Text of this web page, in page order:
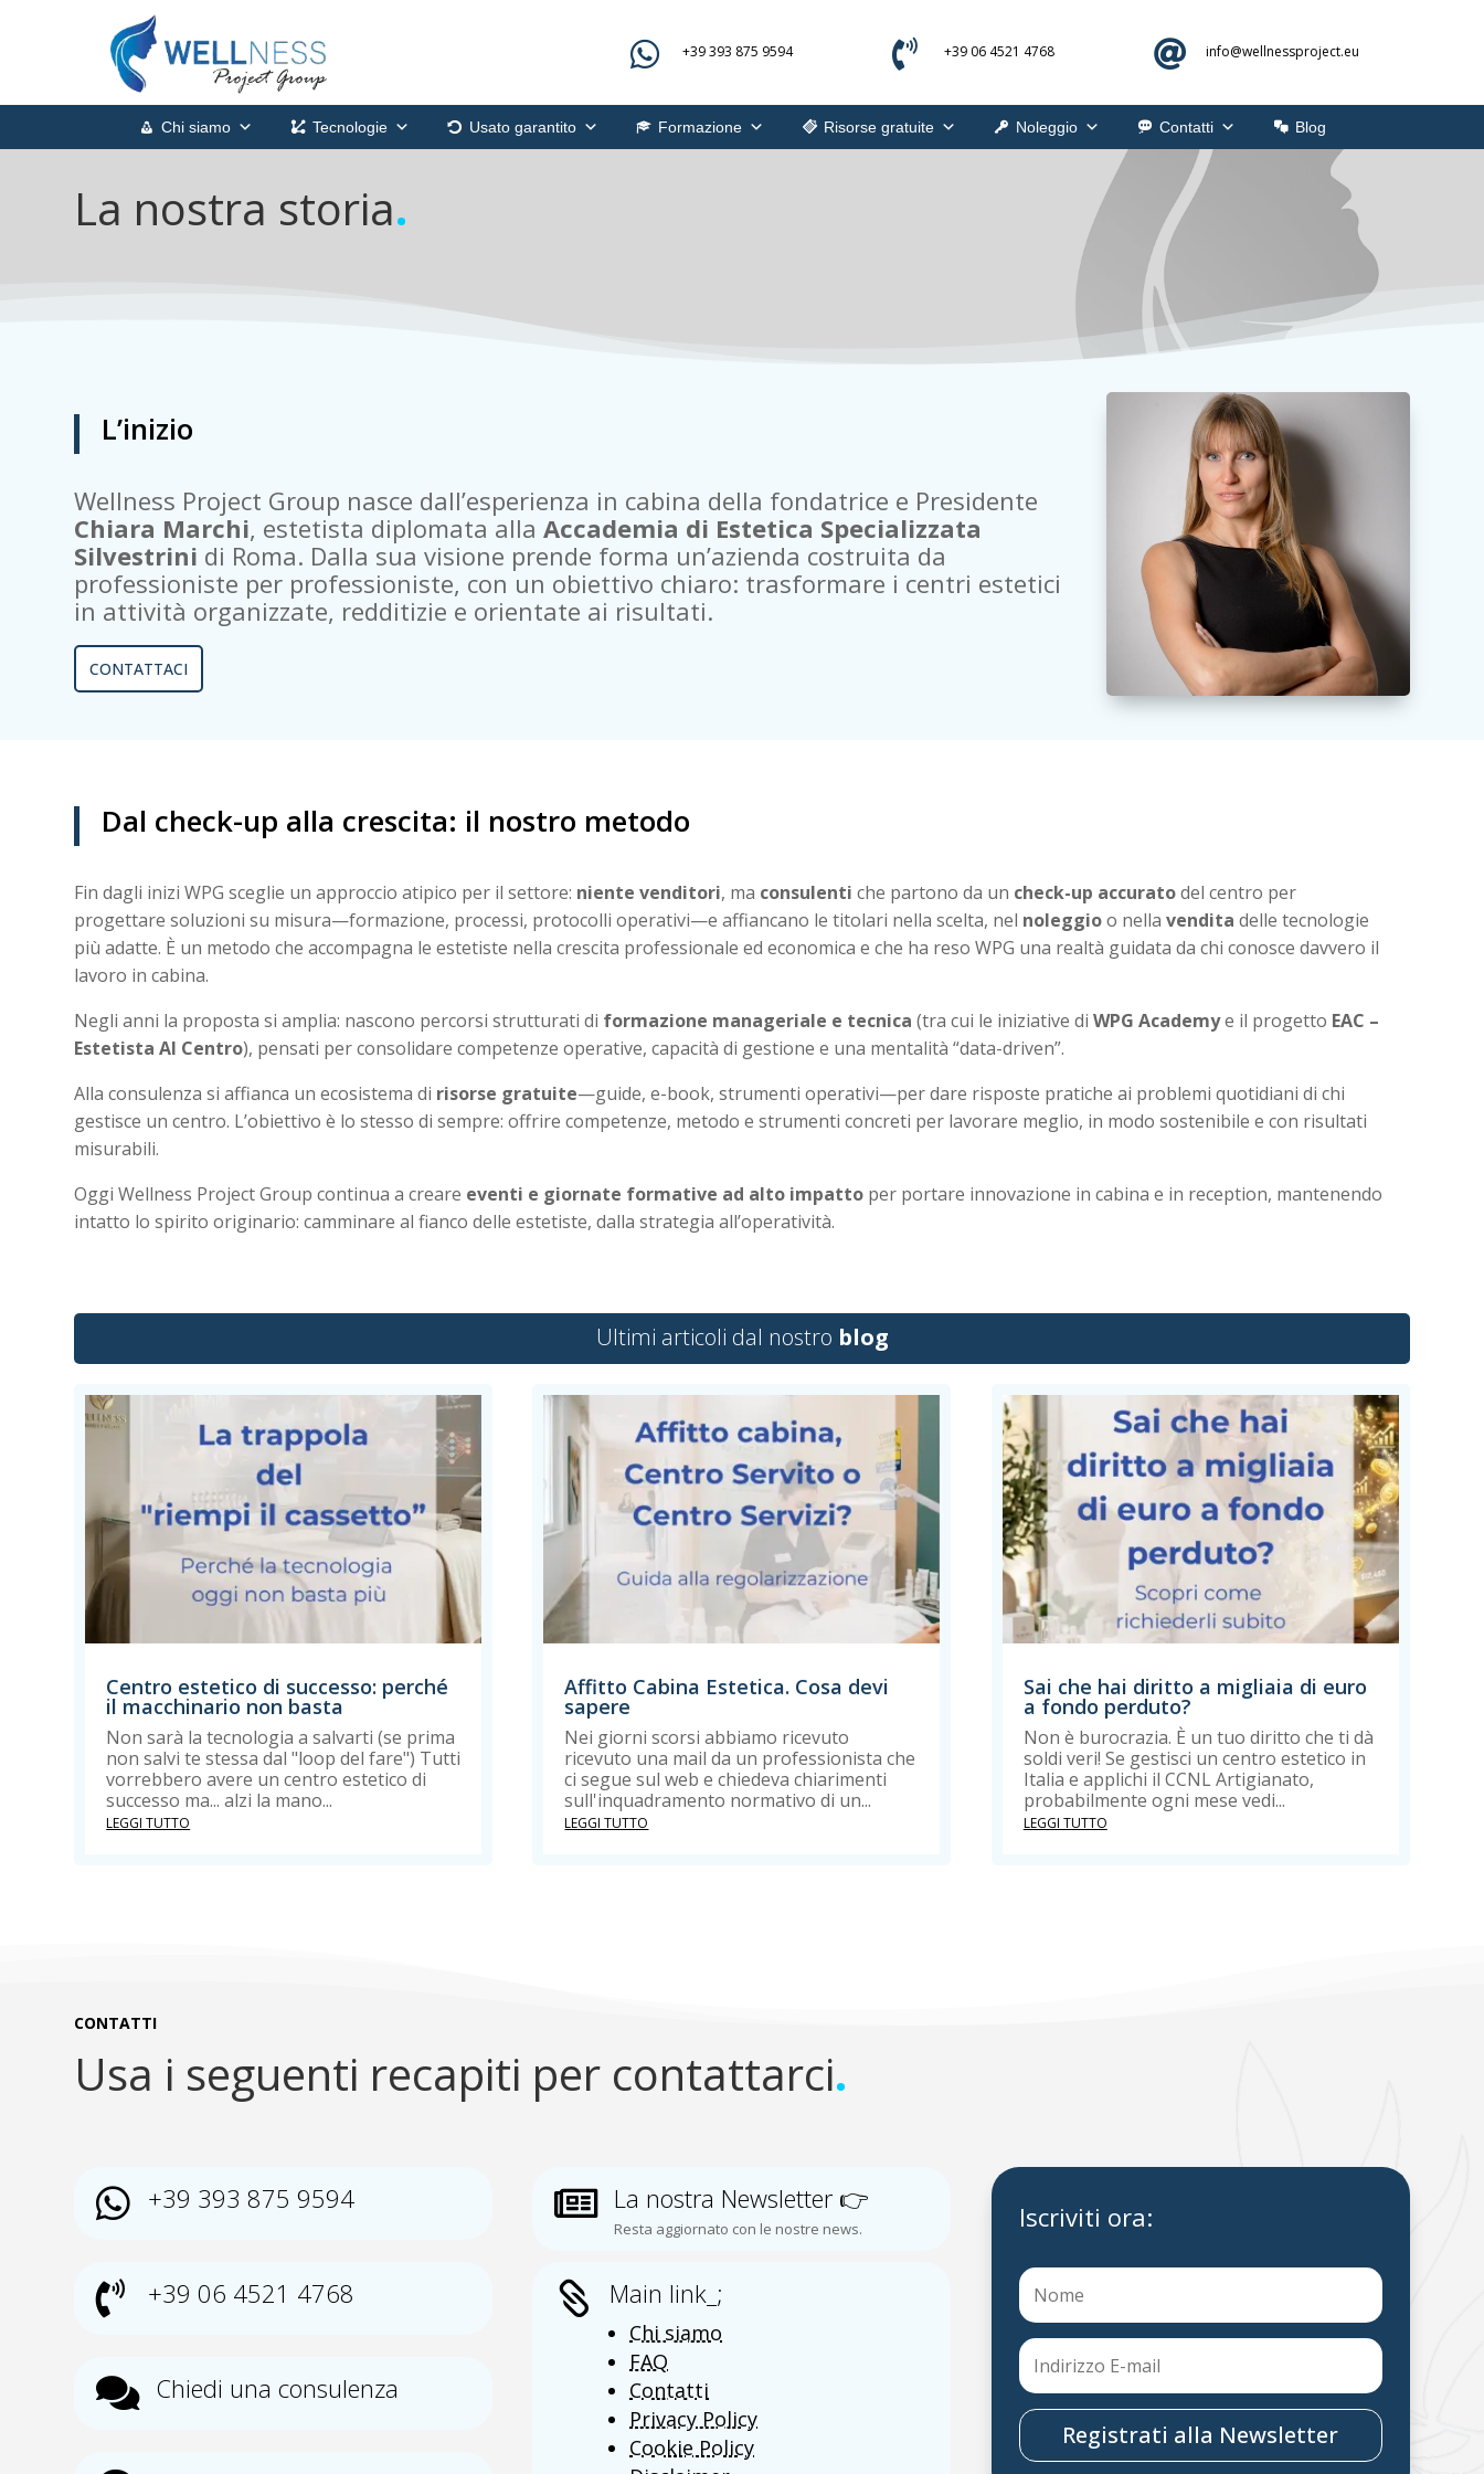
 +39 393 875 9594  +39 06 4521 4768  info@wellnessproject.eu
Chi siamo Tecnologie Usato garantito Formazione Risorse gratuite Noleggio Contatti Blog
La nostra storia.
L’inizio
Wellness Project Group nasce dall’esperienza in cabina della fondatrice e Presidente
Chiara Marchi, estetista diplomata allaAccademia di Estetica Specializzata
Silvestrini di Roma. Dalla sua visione prende forma un’azienda costruita da
professioniste per professioniste, con un obiettivo chiaro: trasformare i centri estetici
in attività organizzate, redditizie e orientate ai risultati.
CONTATTACI
Dal check-up alla crescita: il nostro metodo
Fin dagli inizi WPG sceglie un approccio atipico per il settore: niente venditori, ma consulenti che partono da un check-up accuratodel centro per
progettare soluzioni su misura—formazione, processi, protocolli operativi—e affiancano le titolari nella scelta, nel noleggioo nellavendita delle tecnologie
più adatte. È un metodo che accompagna le estetiste nella crescita professionale ed economica e che ha reso WPG una realtà guidata da chi conosce davvero il
lavoro in cabina.
Negli anni la proposta si amplia: nascono percorsi strutturati di formazione manageriale e tecnica (tra cui le iniziative diWPG Academye il progetto EAC –
Estetista Al Centro), pensati per consolidare competenze operative, capacità di gestione e una mentalità “data-driven”.
Alla consulenza si affianca un ecosistema di risorse gratuite—guide, e-book, strumenti operativi—per dare risposte pratiche ai problemi quotidiani di chi
gestisce un centro. L’obiettivo è lo stesso di sempre: offrire competenze, metodo e strumenti concreti per lavorare meglio, in modo sostenibile e con risultati
misurabili.
Oggi Wellness Project Group continua a creare eventi e giornate formative ad alto impatto per portare innovazione in cabina e in reception, mantenendo
intatto lo spirito originario: camminare al fianco delle estetiste, dalla strategia all’operatività.
Ultimi articoli dal nostro blog
Centro estetico di successo: perché
il macchinario non basta
Non sarà la tecnologia a salvarti (se prima
non salvi te stessa dal "loop del fare") Tutti
vorrebbero avere un centro estetico di
successo ma... alzi la mano...
LEGGI TUTTO
Affitto Cabina Estetica. Cosa devi
sapere
Nei giorni scorsi abbiamo ricevuto
ricevuto una mail da un professionista che
ci segue sul web e chiedeva chiarimenti
sull'inquadramento normativo di un...
LEGGI TUTTO
Sai che hai diritto a migliaia di euro
a fondo perduto?
Non è burocrazia. È un tuo diritto che ti dà
soldi veri! Se gestisci un centro estetico in
Italia e applichi il CCNL Artigianato,
probabilmente ogni mese vedi...
LEGGI TUTTO
CONTATTI
Usa i seguenti recapiti per contattarci.
 +39 393 875 9594
 +39 06 4521 4768
 Chiedi una consulenza
 La nostra Newsletter 👉
Resta aggiornato con le nostre news.
 Main link_;
Chi siamo
FAQ
Contatti
Privacy Policy
Cookie Policy
Iscriviti ora:
Registrati alla Newsletter